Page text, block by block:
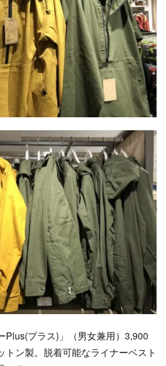
Plus(プラス)」（男女兼用）3,900
トン製。脱着可能なライナーベスト